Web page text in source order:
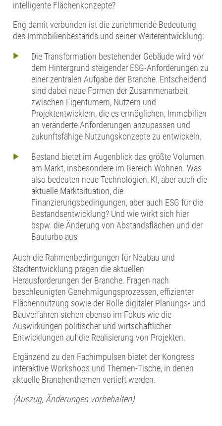
intelligente Flächenkonzepte?
Eng damit verbunden ist die zunehmende Bedeutung
des Immobilienbestands und seiner Weiterentwicklung:
Die Transformation bestehender Gebäude wird vor
dem Hintergrund steigender ESG-Anforderungen zu
einer zentralen Aufgabe der Branche. Entscheidend
sind dabei neue Formen der Zusammenarbeit
zwischen Eigentümern, Nutzern und
Projektentwicklern, die es ermöglichen, Immobilien
an veränderte Anforderungen anzupassen und
zukunftsfähige Nutzungskonzepte zu entwickeln.
Bestand bietet im Augenblick das größte Volumen
am Markt, insbesondere im Bereich Wohnen. Was
also bedeuten neue Technologien, KI, aber auch die
aktuelle Marktsituation, die
Finanzierungsbedingungen, aber auch ESG für die
Bestandsentwicklung? Und wie wirkt sich hier
bspw. die Änderung von Abstandsflächen und der
Bauturbo aus
Auch die Rahmenbedingungen für Neubau und
Stadtentwicklung prägen die aktuellen
Herausforderungen der Branche. Fragen nach
beschleunigten Genehmigungsprozessen, effizienter
Flächennutzung sowie der Rolle digitaler Planungs- und
Bauverfahren stehen ebenso im Fokus wie die
Auswirkungen politischer und wirtschaftlicher
Entwicklungen auf die Realisierung von Projekten.
Ergänzend zu den Fachimpulsen bietet der Kongress
interaktive Workshops und Themen-Tische, in denen
aktuelle Branchenthemen vertieft werden.
(Auszug, Änderungen vorbehalten)